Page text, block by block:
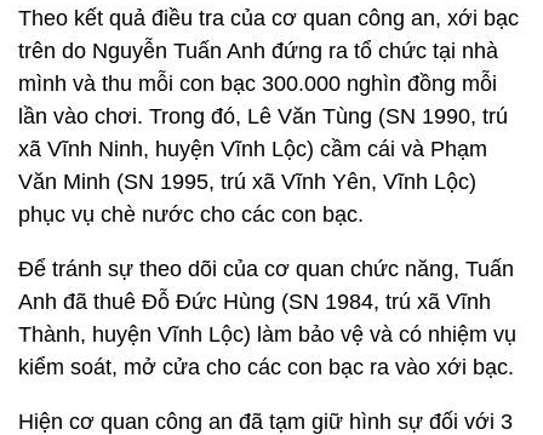
Theo kết quả điều tra của cơ quan công an, xới bạc
trên do Nguyễn Tuấn Anh đứng ra tổ chức tại nhà
mình và thu mỗi con bạc 300.000 nghìn đồng mỗi
lần vào chơi. Trong đó, Lê Văn Tùng (SN 1990, trú
xã Vĩnh Ninh, huyện Vĩnh Lộc) cầm cái và Phạm
Văn Minh (SN 1995, trú xã Vĩnh Yên, Vĩnh Lộc)
phục vụ chè nước cho các con bạc.
Để tránh sự theo dõi của cơ quan chức năng, Tuấn
Anh đã thuê Đỗ Đức Hùng (SN 1984, trú xã Vĩnh
Thành, huyện Vĩnh Lộc) làm bảo vệ và có nhiệm vụ
kiểm soát, mở cửa cho các con bạc ra vào xới bạc.
Hiện cơ quan công an đã tạm giữ hình sự đối với 3